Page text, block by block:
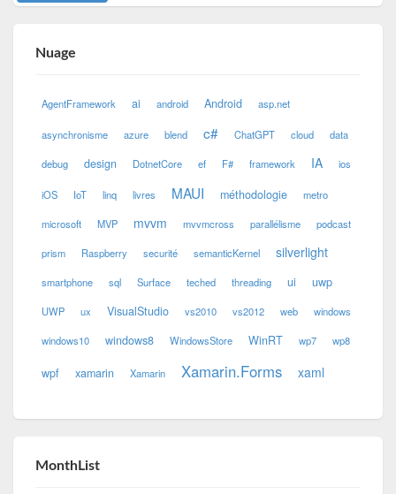
Nuage
AgentFramework ai android Android asp.net
asynchronisme azure blend c# ChatGPT cloud data
debug design DotnetCore ef F# framework IA ios
iOS IoT linq livres MAUI méthodologie metro
microsoft MVP mvvm mvvmcross parallélisme podcast
prism Raspberry securité semanticKernel silverlight
smartphone sql Surface teched threading ui uwp
UWP ux VisualStudio vs2010 vs2012 web windows
windows10 windows8 WindowsStore WinRT wp7 wp8
wpf xamarin Xamarin Xamarin.Forms xaml
MonthList